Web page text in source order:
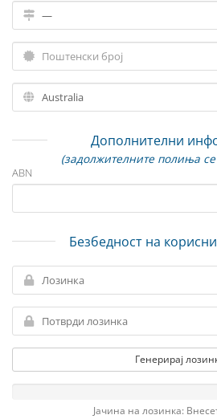
Дополнителни
(задолжителните полиња
ABN
Безбедност на
Генерирај
Јачина на лозинка: